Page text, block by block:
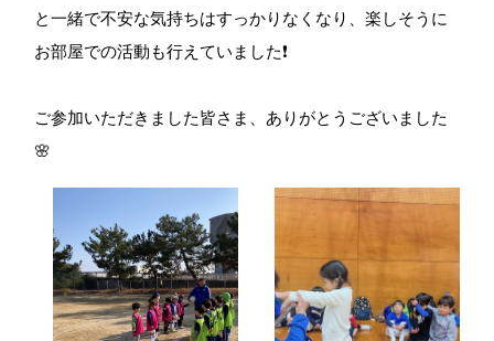
と一緒で不安な気持ちはすっかりなくなり、楽しそうに
お部屋での活動も行えていました❗️
ご参加いただきました皆さま、ありがとうございました
🌸